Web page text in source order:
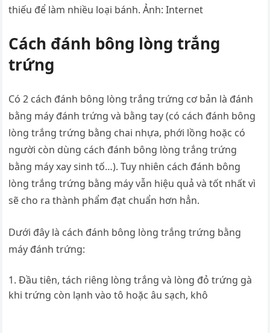
thiếu để làm nhiều loại bánh. Ảnh: Internet
Cách đánh bông lòng trắng
trứng
Có 2 cách đánh bông lòng trắng trứng cơ bản là đánh
bằng máy đánh trứng và bằng tay (có cách đánh bông
lòng trắng trứng bằng chai nhựa, phới lồng hoặc có
người còn dùng cách đánh bông lòng trắng trứng
bằng máy xay sinh tố…). Tuy nhiên cách đánh bông
lòng trắng trứng bằng máy vẫn hiệu quả và tốt nhất vì
sẽ cho ra thành phẩm đạt chuẩn hơn hẳn.
Dưới đây là cách đánh bông lòng trắng trứng bằng
máy đánh trứng:
Đầu tiên, tách riêng lòng trắng và lòng đỏ trứng gà
khi trứng còn lạnh vào tô hoặc âu sạch, khô